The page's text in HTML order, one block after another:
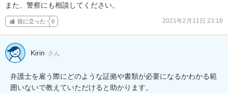
また、警察にも相談してください。
役に立った 0 2021年2月11日 23:18
Kirin さん
弁護士を雇う際にどのような証拠や書類が必要になるかわかる範
囲いないで教えていただけると助かります。